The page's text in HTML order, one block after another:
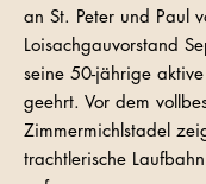
an St. Peter und Paul
Loisachgauvorstand
seine 50-jährige
geehrt. Vor dem
Zimmermichlstadel
trachtlerische